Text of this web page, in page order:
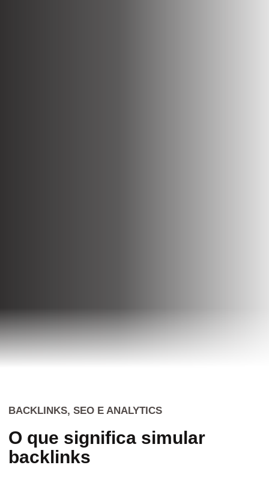
BACKLINKS, SEO E ANALYTICS
O que significa simular
backlinks